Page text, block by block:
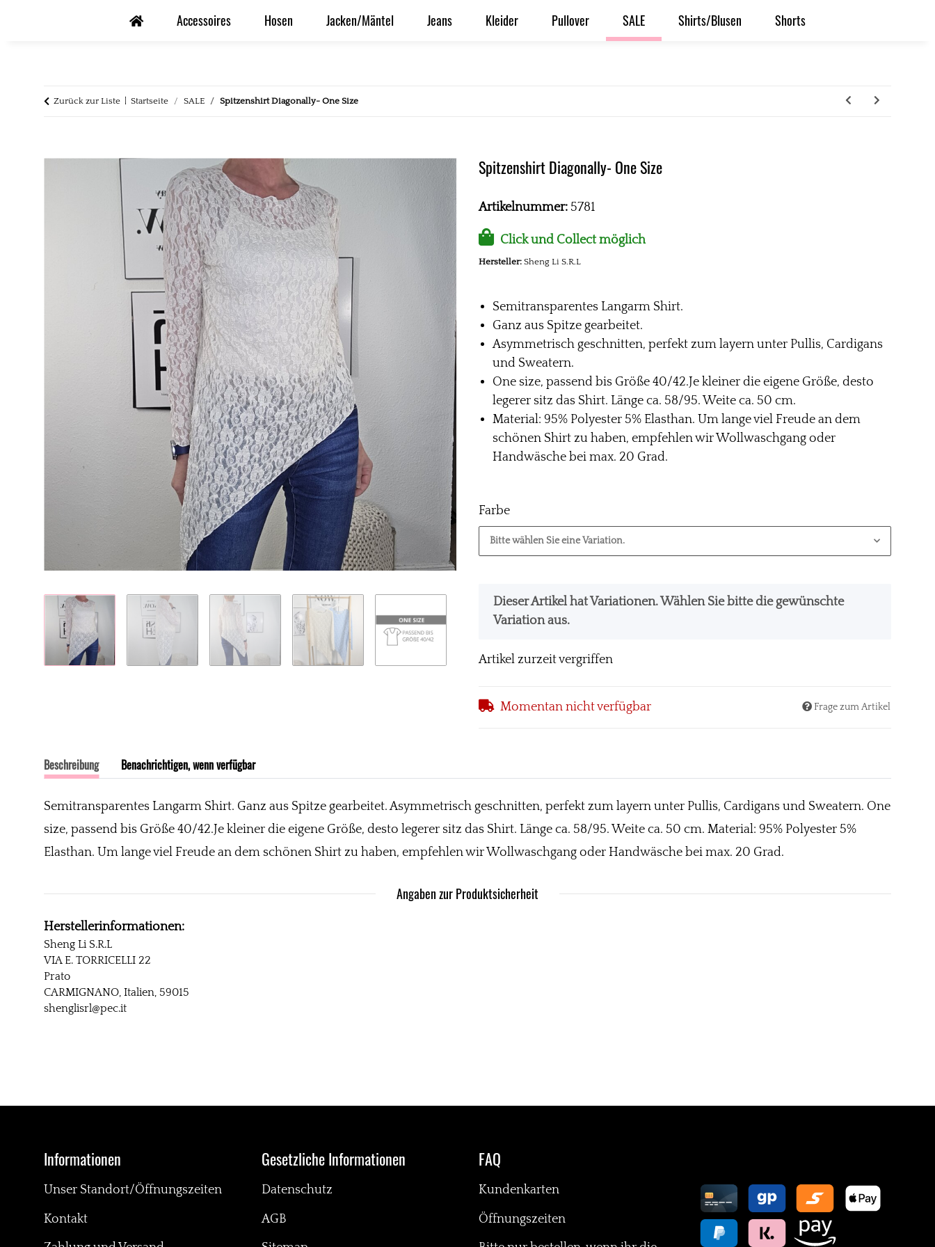
Accessoires Hosen Jacken/Mäntel Jeans Kleider Pullover SALE Shirts/Blusen Shorts
Zurück zur Liste Startseite SALE Spitzenshirt Diagonally- One Size
Spitzenshirt Diagonally- One Size
Artikelnummer: 5781
Click und Collect möglich
Hersteller: Sheng Li S.R.L
Semitransparentes Langarm Shirt.
Ganz aus Spitze gearbeitet.
Asymmetrisch geschnitten, perfekt zum layern unter Pullis, Cardigans
und Sweatern.
One size, passend bis Größe 40/42.Je kleiner die eigene Größe, desto
legerer sitz das Shirt. Länge ca. 58/95. Weite ca. 50 cm.
Material: 95% Polyester 5% Elasthan. Um lange viel Freude an dem
schönen Shirt zu haben, empfehlen wir Wollwaschgang oder
Handwäsche bei max. 20 Grad.
Farbe
Bitte wählen Sie eine Variation.
x
Dieser Artikel hat Variationen. Wählen Sie bitte die gewünschte
Variation aus.
Artikel zurzeit vergriffen
Momentan nicht verfügbar Frage zum Artikel
Beschreibung Benachrichtigen, wenn verfügbar
Semitransparentes Langarm Shirt. Ganz aus Spitze gearbeitet. Asymmetrisch geschnitten, perfekt zum layern unter Pullis, Cardigans und Sweatern. One
size, passend bis Größe 40/42.Je kleiner die eigene Größe, desto legerer sitz das Shirt. Länge ca. 58/95. Weite ca. 50 cm. Material: 95% Polyester 5%
Elasthan. Um lange viel Freude an dem schönen Shirt zu haben, empfehlen wir Wollwaschgang oder Handwäsche bei max. 20 Grad.
Angaben zur Produktsicherheit
Herstellerinformationen:
Sheng Li S.R.L
VIA E. TORRICELLI 22
Prato
CARMIGNANO, Italien, 59015
shenglisrl@pec.it
Informationen
Unser Standort/Öffnungszeiten
Kontakt
Gesetzliche Informationen
Datenschutz
AGB
FAQ
Kundenkarten
Öffnungszeiten